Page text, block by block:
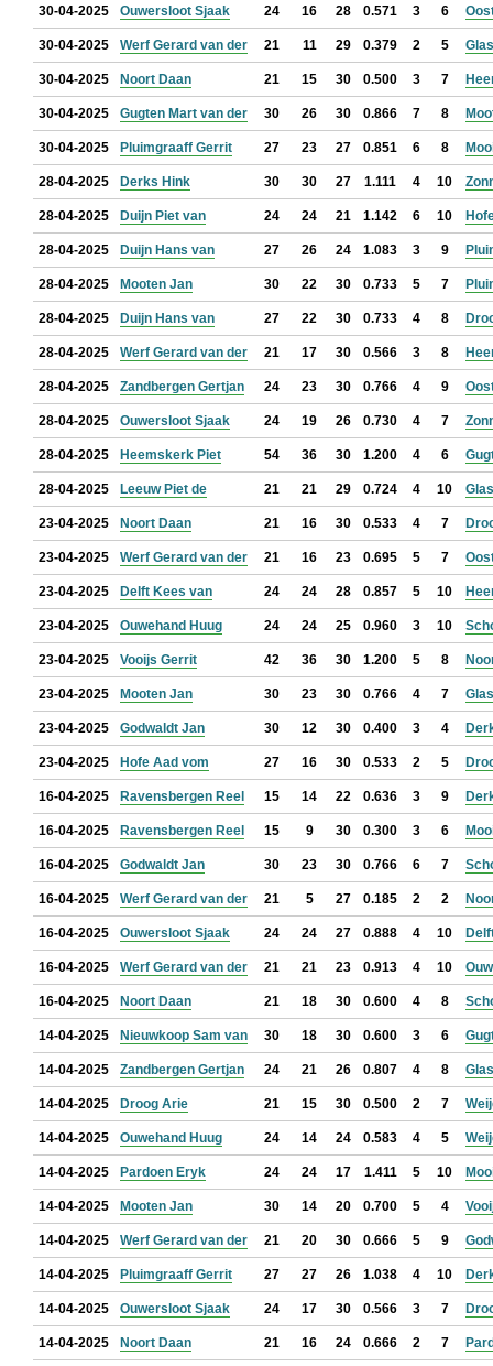
30-04-2025 Ouwersloot Sjaak 24 16 28 0.571 3 6
30-04-2025 Werf Gerard van der 21 11 29 0.379 2 5
30-04-2025 Noort Daan 21 15 30 0.500 3 7
30-04-2025 Gugten Mart van der 30 26 30 0.866 7 8
30-04-2025 Pluimgraaff Gerrit 27 23 27 0.851 6 8
28-04-2025 Derks Hink 30 30 27 1.111 4 10
28-04-2025 Duijn Piet van 24 24 21 1.142 6 10
28-04-2025 Duijn Hans van 27 26 24 1.083 3 9
28-04-2025 Mooten Jan 30 22 30 0.733 5 7
28-04-2025 Duijn Hans van 27 22 30 0.733 4 8
28-04-2025 Werf Gerard van der 21 17 30 0.566 3 8
28-04-2025 Zandbergen Gertjan 24 23 30 0.766 4 9
28-04-2025 Ouwersloot Sjaak 24 19 26 0.730 4 7
28-04-2025 Heemskerk Piet 54 36 30 1.200 4 6
28-04-2025 Leeuw Piet de 21 21 29 0.724 4 10
23-04-2025 Noort Daan 21 16 30 0.533 4 7
23-04-2025 Werf Gerard van der 21 16 23 0.695 5 7
23-04-2025 Delft Kees van 24 24 28 0.857 5 10
23-04-2025 Ouwehand Huug 24 24 25 0.960 3 10
23-04-2025 Vooijs Gerrit 42 36 30 1.200 5 8
23-04-2025 Mooten Jan 30 23 30 0.766 4 7
23-04-2025 Godwaldt Jan 30 12 30 0.400 3 4
23-04-2025 Hofe Aad vom 27 16 30 0.533 2 5
16-04-2025 Ravensbergen Reel 15 14 22 0.636 3 9
16-04-2025 Ravensbergen Reel 15 9 30 0.300 3 6
16-04-2025 Godwaldt Jan 30 23 30 0.766 6 7
16-04-2025 Werf Gerard van der 21 5 27 0.185 2 2
16-04-2025 Ouwersloot Sjaak 24 24 27 0.888 4 10
16-04-2025 Werf Gerard van der 21 21 23 0.913 4 10
16-04-2025 Noort Daan 21 18 30 0.600 4 8
14-04-2025 Nieuwkoop Sam van 30 18 30 0.600 3 6
14-04-2025 Zandbergen Gertjan 24 21 26 0.807 4 8
14-04-2025 Droog Arie 21 15 30 0.500 2 7
14-04-2025 Ouwehand Huug 24 14 24 0.583 4 5
14-04-2025 Pardoen Eryk 24 24 17 1.411 5 10
14-04-2025 Mooten Jan 30 14 20 0.700 5 4
14-04-2025 Werf Gerard van der 21 20 30 0.666 5 9
14-04-2025 Pluimgraaff Gerrit 27 27 26 1.038 4 10
14-04-2025 Ouwersloot Sjaak 24 17 30 0.566 3 7
14-04-2025 Noort Daan 21 16 24 0.666 2 7